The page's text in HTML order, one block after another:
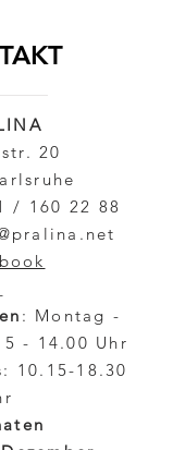
20
/ 160 22 88
: Montag -
- 14.00 Uhr
10.15-18.30